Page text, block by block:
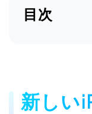
目次
新しい